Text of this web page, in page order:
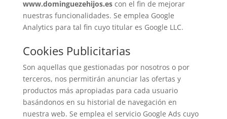
www.dominguezehijos.es con el fin de mejorar
nuestras funcionalidades. Se emplea Google
Analytics para tal fin cuyo titular es Google LLC.
Cookies Publicitarias
Son aquellas que gestionadas por nosotros o por
terceros, nos permitirán anunciar las ofertas y
productos más apropiadas para cada usuario
basándonos en su historial de navegación en
nuestra web. Se emplea el servicio Google Ads cuyo